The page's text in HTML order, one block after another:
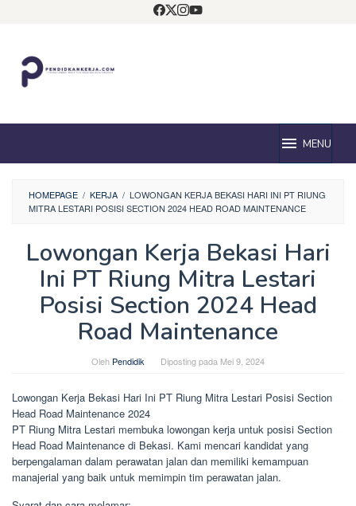
MENU
HOMEPAGE / KERJA / LOWONGAN KERJA BEKASI HARI INI PT RIUNG
MITRA LESTARI POSISI SECTION 2024 HEAD ROAD MAINTENANCE
Lowongan Kerja Bekasi Hari
Ini PT Riung Mitra Lestari
Posisi Section 2024 Head
Road Maintenance
Oleh Pendidik Diposting pada Mei 9, 2024
Lowongan Kerja Bekasi Hari Ini PT Riung Mitra Lestari Posisi Section
Head Road Maintenance 2024
PT Riung Mitra Lestari membuka lowongan kerja untuk posisi Section
Head Road Maintenance di Bekasi. Kami mencari kandidat yang
berpengalaman dalam perawatan jalan dan memiliki kemampuan
manajerial yang baik untuk memimpin tim perawatan jalan.